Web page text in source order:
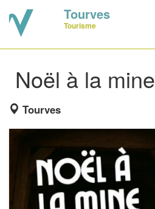
Tourves
Tourisme
Noël à la mine
Tourves